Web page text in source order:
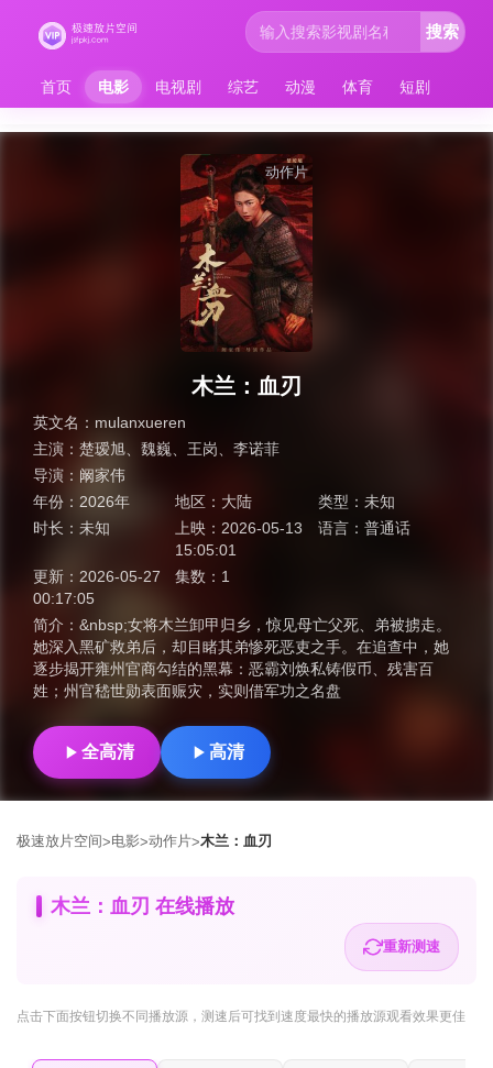
首页 电影 电视剧 综艺 动漫 体育 短剧
搜索
动作片
木兰：血刃
英文名： mulanxueren
主演： 楚瑷旭 魏巍 王岗
李诺菲
导演： 阚家伟
年份： 2026年 地区： 大陆 类型： 未知
时长： 未知 上映： 2026-05-13
15:05:01
语言： 普通话
更新： 2026-05-27
00:17:05
集数： 1
简介： &nbsp;女将木兰卸甲归乡，惊见母亡父死、弟被掳走。
她深入黑矿救弟后，却目睹其弟惨死恶吏之手。在追查中，她
逐步揭开雍州官商勾结的黑幕：恶霸刘焕私铸假币、残害百
姓；州官嵇世勋表面赈灾，实则借军功之名盘
全高清 高清
极速放片空间>电影>动作片>木兰：血刃
木兰：血刃 在线播放
重新测速
点击下面按钮切换不同播放源 ，测速后可找到速度最快的播放源观看效果更佳